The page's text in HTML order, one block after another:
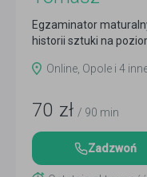
Egzaminator
historii sztuki na
Online, Opole i 4
70 zł / 90 min
Zadzwoń